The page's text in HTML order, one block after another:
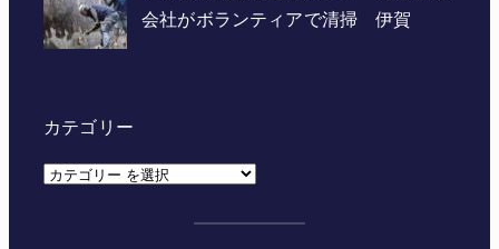
カテゴリー
カ